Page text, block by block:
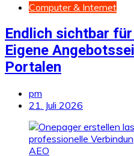
Computer & Internet
Endlich sichtbar
Eigene
Portalen
pm
21. Juli 2026